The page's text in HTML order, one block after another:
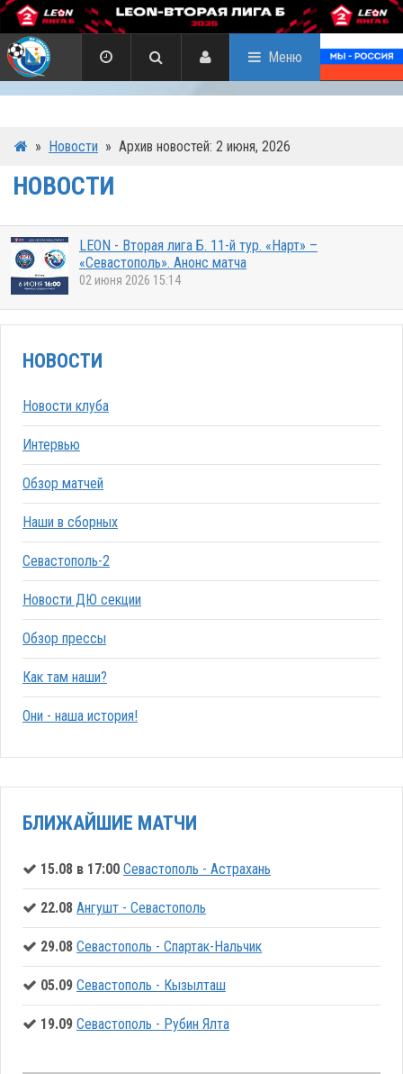
Меню
» Новости » Архив новостей: 2 июня, 2026
НОВОСТИ
LEON - Вторая лига Б. 11-й тур. «Нарт» –
«Севастополь». Анонс матча
02 июня 2026 15:14
НОВОСТИ
Новости клуба
Интервью
Обзор матчей
Наши в сборных
Севастополь-2
Новости ДЮ секции
Обзор прессы
Как там наши?
Они - наша история!
БЛИЖАЙШИЕ МАТЧИ
15.08 в 17:00 Севастополь - Астрахань
22.08 Ангушт - Севастополь
29.08 Севастополь - Спартак-Нальчик
05.09 Севастополь - Кызылташ
19.09 Севастополь - Рубин Ялта